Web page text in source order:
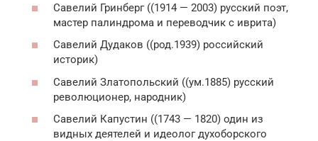
Савелий Гринберг ((1914 — 2003) русский поэт,
мастер палиндрома и переводчик с иврита)
Савелий Дудаков ((род.1939) российский
историк)
Савелий Златопольский ((ум.1885) русский
революционер, народник)
Савелий Капустин ((1743 — 1820) один из
видных деятелей и идеолог духоборского